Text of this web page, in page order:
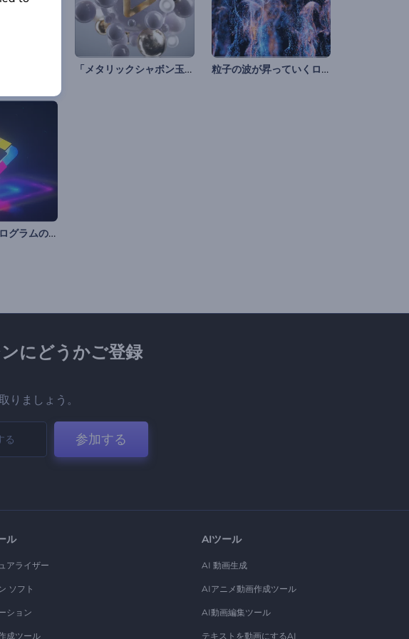
「メタリックシャボン玉」イントロ 粒子の波が昇っていくロゴ
カラフルなホログラムのロゴ動画
にどうかご登録
りましょう。
参加する
ル
アライザー
ソフト
ション
成ツール
AIツール
AI 動画生成
AIアニメ動画作成ツール
AI動画編集ツール
テキストを動画にするAI